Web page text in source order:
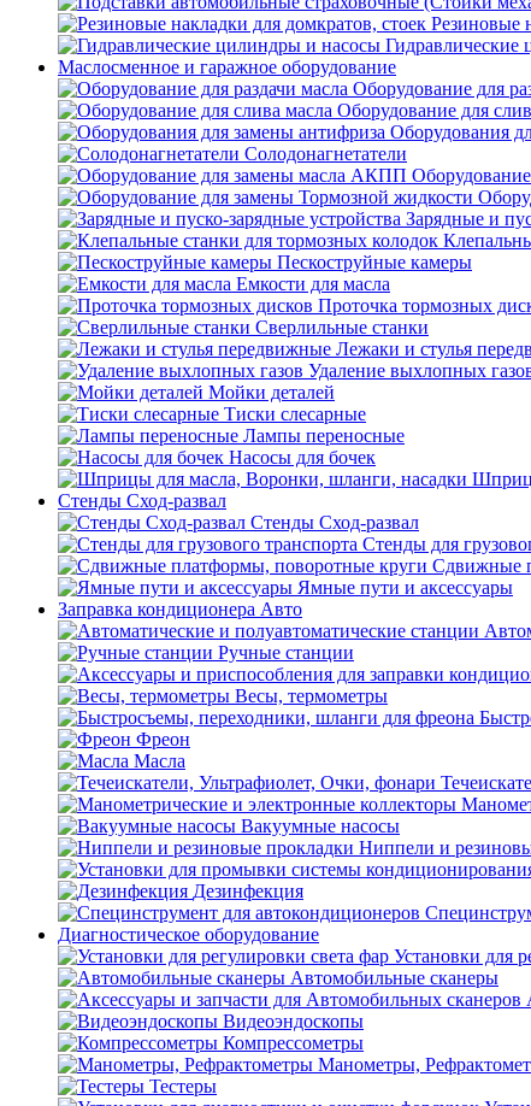
Резиновые
Гидравлические
Маслосменное и гаражное оборудование
Оборудование для
Оборудование для
Оборудования
Солодонагнетатели
Зарядные и
Пескоструйные камеры
Емкости для масла
Проточка тормозных
Сверлильные станки
Лежаки и стулья
Удаление выхлопных
Мойки деталей
Тиски слесарные
Лампы переносные
Насосы для бочек
Стенды Сход-развал
Стенды Сход-развал
Стенды для
Сдвижные
Ямные пути и аксессуары
Заправка кондиционера Авто
Ручные станции
Весы, термометры
Фреон
Масла
Вакуумные насосы
Ниппели и
Дезинфекция
Диагностическое оборудование
Установки для
Автомобильные сканеры
Видеоэндоскопы
Компрессометры
Манометры,
Тестеры